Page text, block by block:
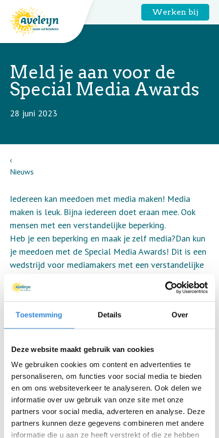
Toestemming Details Over
Deze website maakt gebruik van cookies
We gebruiken cookies om content en advertenties te
personaliseren, om functies voor social media te bieden
en om ons websiteverkeer te analyseren. Ook delen we
informatie over uw gebruik van onze site met onze
partners voor social media, adverteren en analyse. Deze
partners kunnen deze gegevens combineren met andere
informatie die u aan ze heeft verstrekt of die ze hebben
Werken bij
Meld je aan voor de
Special Media Awards
28 juni 2023
Nieuws
Iedereen kan meedoen met media maken! Media
maken is leuk. Bijna iedereen doet eraan mee. Ook
mensen met een verstandelijke beperking.
Heb je een beperking en maak je zelf media?Dan kun
je meedoen met de Special Media Awards! Dit is een
wedstrijd voor mediamakers met een verstandelijke
op YouTube, jouw Instagram-account, je eigen
radioprogramma of je TikTok-filmpjes. Een vakjury
van bekende Nederlanders beoordeelt de
inzendingen.
De prijzen worden dit jaar voor de vijfde keer
uitgereikt op woensdag 8 november 2023 bij Beeld
& Geluid in Hilversum. Iedereen die genomineerd is,
mag daarbij zijn! Het wordt een groot feest: Met een
rode loper en muziek. Kevin van den Berg, Irene
Moors en Roel Imfeld presenteren de Special Media
Awards.